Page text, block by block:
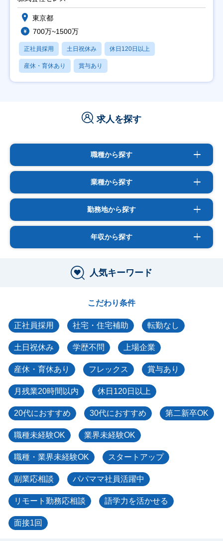
東京都
700万~1500万
正社員採用 土日祝休み 休日120日以上
産休・育休あり 賞与あり
求人を探す
職種から探す
業種から探す
勤務地から探す
年収から探す
人気キーワード
こだわり条件
正社員採用 社宅・住宅補助 転勤なし
土日祝休み 学歴不問 上場企業
産休・育休あり フレックス 賞与あり
月残業20時間以内 休日120日以上
20代におすすめ 30代におすすめ 第二新卒OK
職種未経験OK 業界未経験OK
職種・業界未経験OK スタートアップ
副業応相談 パパママ社員活躍中
リモート勤務応相談 語学力を活かせる
面接1回